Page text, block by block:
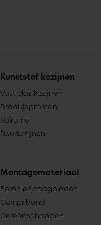
Kunststof kozijnen
Vast glas kozijnen
Draaikiepramen
Valramen
Deurkozijnen
Montagemateriaal
Boren en zaagbladen
Compriband
Gereedschappen